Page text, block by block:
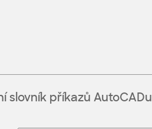
slovník příkazů AutoCADu